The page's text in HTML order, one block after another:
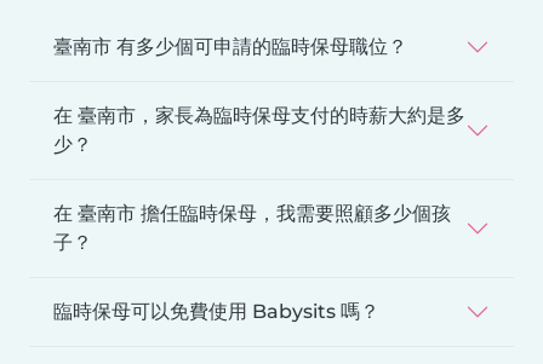
臺南市 有多少個可申請的臨時保母職位？
在 臺南市，家長為臨時保母支付的時薪大約是多
少？
在 臺南市 擔任臨時保母，我需要照顧多少個孩
子？
臨時保母可以免費使用 Babysits 嗎？